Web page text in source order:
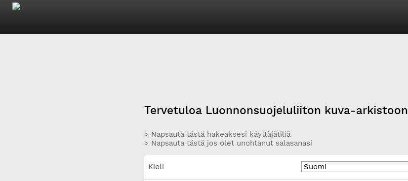
Tervetuloa Luonnonsuojeluliiton kuva-arkistoon
> Napsauta tästä hakeaksesi käyttäjätiliä
> Napsauta tästä jos olet unohtanut salasanasi
Kieli